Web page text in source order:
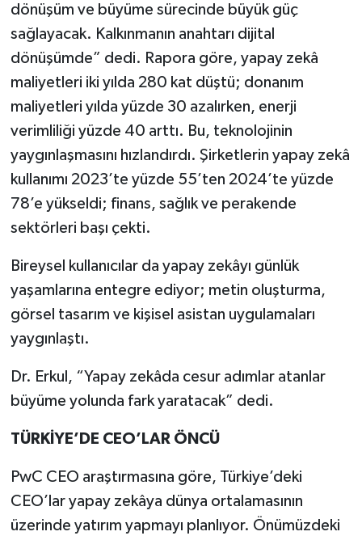
dönüşüm ve büyüme sürecinde büyük güç
sağlayacak. Kalkınmanın anahtarı dijital
dönüşümde” dedi. Rapora göre, yapay zekâ
maliyetleri iki yılda 280 kat düştü; donanım
maliyetleri yılda yüzde 30 azalırken, enerji
verimliliği yüzde 40 arttı. Bu, teknolojinin
yaygınlaşmasını hızlandırdı. Şirketlerin yapay zekâ
kullanımı 2023’te yüzde 55’ten 2024’te yüzde
78’e yükseldi; finans, sağlık ve perakende
sektörleri başı çekti.
Bireysel kullanıcılar da yapay zekâyı günlük
yaşamlarına entegre ediyor; metin oluşturma,
görsel tasarım ve kişisel asistan uygulamaları
yaygınlaştı.
Dr. Erkul, “Yapay zekâda cesur adımlar atanlar
büyüme yolunda fark yaratacak” dedi.
TÜRKİYE’DE CEO’LAR ÖNCÜ
PwC CEO araştırmasına göre, Türkiye’deki
CEO’lar yapay zekâya dünya ortalamasının
üzerinde yatırım yapmayı planlıyor. Önümüzdeki